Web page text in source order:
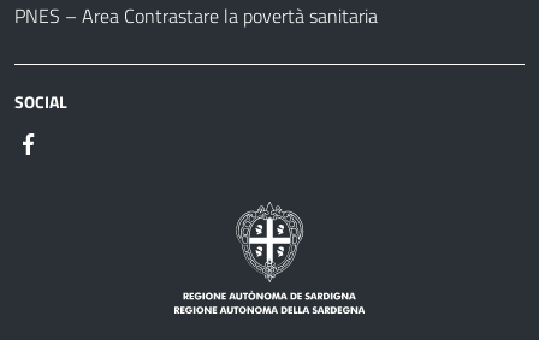
PNES – Area Contrastare la povertà sanitaria
SOCIAL